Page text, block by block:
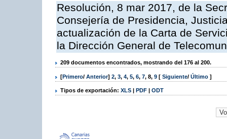
Resolución, 8 mar 2017, de la
Consejería de Presidencia,
actualización de la Carta de
la Dirección General de
209 documentos encontrados, mostrando del 176 al 200.
[Primero/ Anterior] 2, 3, 4, 5, 6, 7, 8, 9 [ Siguiente/ Último ]
Tipos de exportación: XLS | PDF | ODT